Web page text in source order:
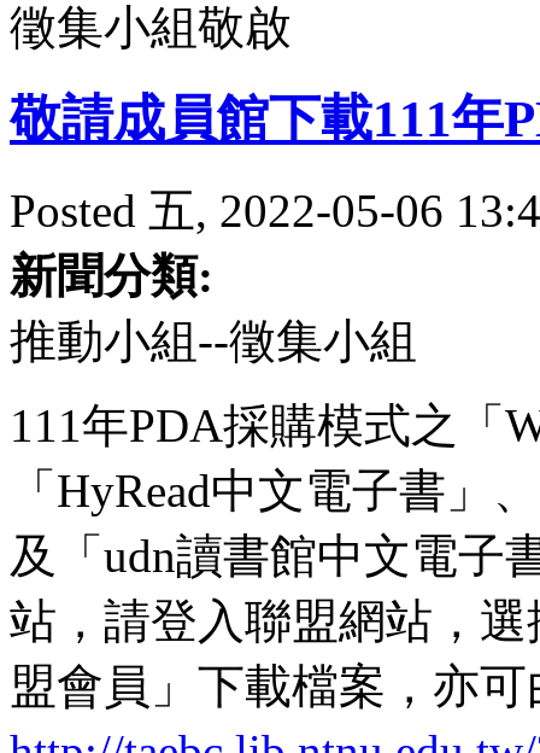
徵集小組敬啟
敬請成員館下載111年
Posted 五, 2022-05-06
新聞分類:
推動小組--徵集小組
111年PDA採購模式之「
「HyRead中文電子書」
及「udn讀書館中文電子
站，請登入聯盟網站，
盟會員」下載檔案，亦